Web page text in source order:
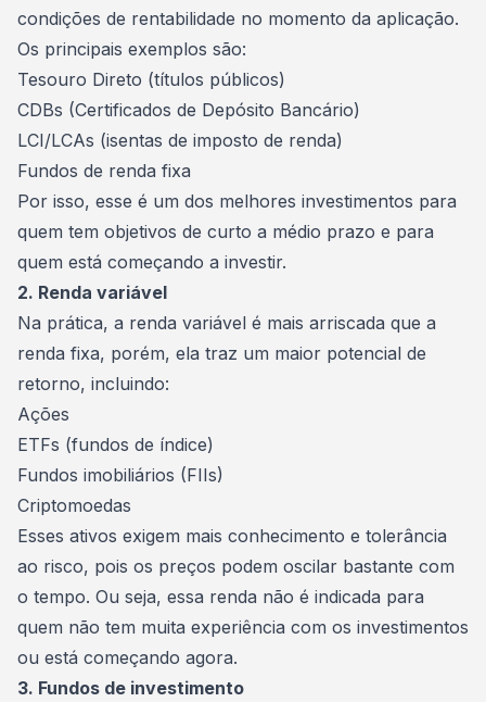
condições de rentabilidade no momento da aplicação.
Os principais exemplos são:
Tesouro Direto (títulos públicos)
CDBs (Certificados de Depósito Bancário)
LCI/LCAs (isentas de imposto de renda)
Fundos de renda fixa
Por isso, esse é um dos melhores investimentos para
quem tem objetivos de curto a médio prazo e para
quem está começando a investir.
2. Renda variável
Na prática, a renda variável é mais arriscada que a
renda fixa, porém, ela traz um maior potencial de
retorno, incluindo:
Ações
ETFs (fundos de índice)
Fundos imobiliários (FIIs)
Criptomoedas
Esses ativos exigem mais conhecimento e tolerância
ao risco, pois os preços podem oscilar bastante com
o tempo. Ou seja, essa renda não é indicada para
quem não tem muita experiência com os investimentos
ou está começando agora.
3. Fundos de investimento